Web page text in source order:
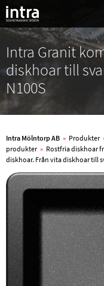
Intra Granit
diskhoar till
N100S
Intra Mölntorp AB » Produkter
produkter » Rostfria diskhoar
diskhoar. Från vita diskhoar till